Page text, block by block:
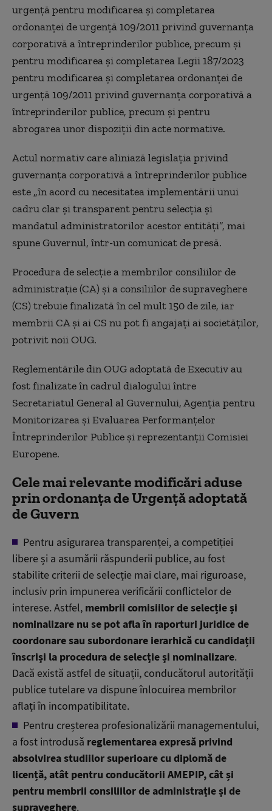
urgență pentru modificarea și completarea
ordonanței de urgență 109/2011 privind guvernanța
corporativă a întreprinderilor publice, precum și
pentru modificarea și completarea Legii 187/2023
pentru modificarea și completarea ordonanței de
urgență 109/2011 privind guvernanța corporativă a
întreprinderilor publice, precum și pentru
abrogarea unor dispoziții din acte normative.
Actul normativ care aliniază legislația privind
guvernanța corporativă a întreprinderilor publice
este „în acord cu necesitatea implementării unui
cadru clar și transparent pentru selecția și
mandatul administratorilor acestor entități”, mai
spune Guvernul, într-un comunicat de presă.
Procedura de selecţie a membrilor consiliilor de
administraţie (CA) şi a consiliilor de supraveghere
(CS) trebuie finalizată în cel mult 150 de zile, iar
membrii CA şi ai CS nu pot fi angajaţi ai societăţilor,
potrivit noii OUG.
Reglementările din OUG adoptată de Executiv au
fost finalizate în cadrul dialogului între
Secretariatul General al Guvernului, Agenția pentru
Monitorizarea și Evaluarea Performanțelor
Întreprinderilor Publice și reprezentanții Comisiei
Europene.
Cele mai relevante modificări aduse
prin ordonanța de Urgență adoptată
de Guvern
Pentru asigurarea transparenței, a competiției
libere și a asumării răspunderii publice, au fost
stabilite criterii de selecție mai clare, mai riguroase,
inclusiv prin impunerea verificării conflictelor de
interese. Astfel, membrii comisiilor de selecție și
nominalizare nu se pot afla în raporturi juridice de
coordonare sau subordonare ierarhică cu candidații
înscriși la procedura de selecție și nominalizare.
Dacă există astfel de situații, conducătorul autorității
publice tutelare va dispune înlocuirea membrilor
aflați în incompatibilitate.
Pentru creșterea profesionalizării managementului,
a fost introdusă reglementarea expresă privind
absolvirea studiilor superioare cu diplomă de
licență, atât pentru conducătorii AMEPIP, cât și
pentru membrii consiliilor de administrație și de
supraveghere.